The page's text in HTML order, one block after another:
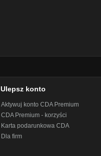
Ulepsz konto
Aktywuj konto CDA Premium
CDA Premium - korzyści
Karta podarunkowa CDA
Dla firm